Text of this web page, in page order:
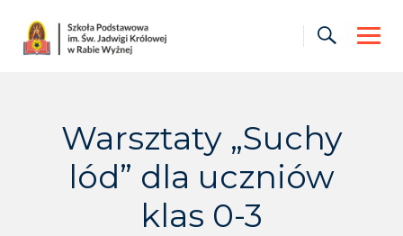
content
Warsztaty „Suchy
lód” dla uczniów
klas 0-3